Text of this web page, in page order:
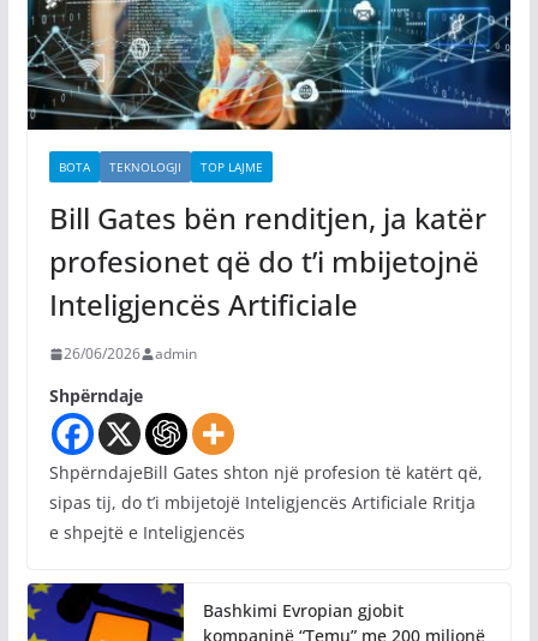
BOTA TEKNOLOGJI TOP LAJME
Bill Gates bën renditjen, ja katër
profesionet që do t’i mbijetojnë
Inteligjencës Artificiale
26/06/2026 admin
Shpërndaje
ShpërndajeBill Gates shton një profesion të katërt që,
sipas tij, do t’i mbijetojë Inteligjencës Artificiale Rritja
e shpejtë e Inteligjencës
Bashkimi Evropian gjobit
kompaninë “Temu” me 200 milionë